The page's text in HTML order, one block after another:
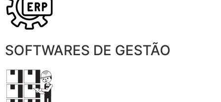
SOFTWARES DE GESTÃO